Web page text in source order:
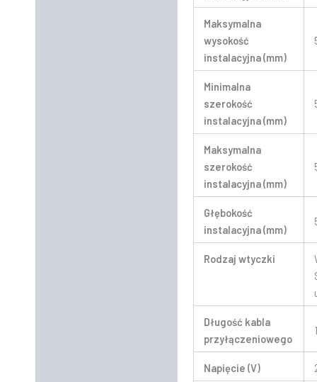
Maksymalna
wysokość
instalacyjna (mm)
Minimalna
szerokość
instalacyjna (mm)
Maksymalna
szerokość
instalacyjna (mm)
Głębokość
instalacyjna (mm)
Rodzaj wtyczki
Długość kabla
przyłączeniowego
Napięcie (V)